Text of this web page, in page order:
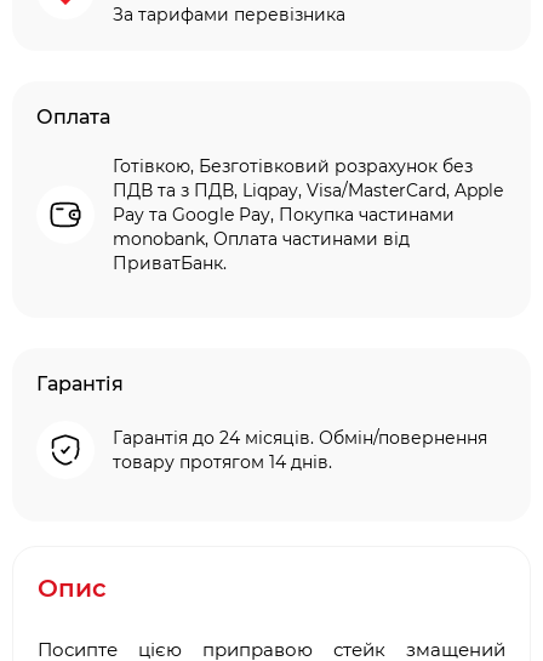
За тарифами перевізника
Оплата
Готівкою, Безготівковий розрахунок без
ПДВ та з ПДВ, Liqpay, Visa/MasterCard, Apple
Pay та Google Pay, Покупка частинами
monobank, Оплата частинами від
ПриватБанк.
Гарантія
Гарантія до 24 місяців. Обмін/повернення
товару протягом 14 днів.
Опис
Посипте цією приправою стейк змащений